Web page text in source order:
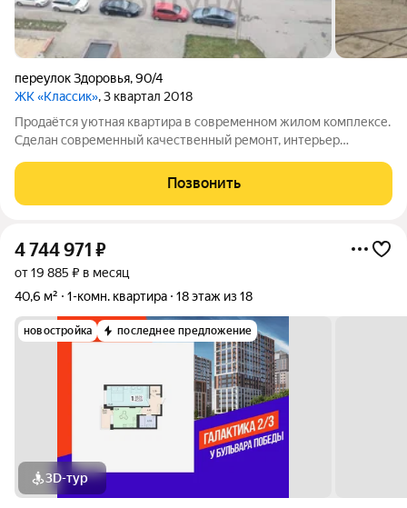
переулок Здоровья,90/4
ЖК «Классик», 3 квартал 2018
Продаётся уютная квартира в современном жилом комплексе.
Сделан современный качественный ремонт, интерьер
за счет своей котельной. Есть гардеробная, что позволяет
разгрузить жилое пространство
Позвонить
4 744 971 ₽
от 19 885 ₽ в месяц
40,6 м²
1-комн. квартира 18 этаж из 18
новостройка последнее предложение
3D-тур